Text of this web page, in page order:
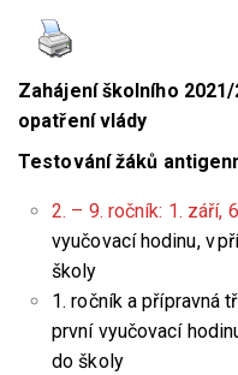
Zahájení školního
opatření vlády
Testování žáků
2. – 9. ročník: 1. září,
vyučovací hodinu, v
školy
1. ročník a přípravná
první vyučovací
do školy